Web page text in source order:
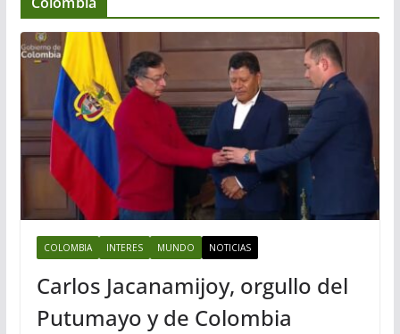
COLOMBIA INTERES MUNDO NOTICIAS
Carlos Jacanamijoy, orgullo del
Putumayo y de Colombia